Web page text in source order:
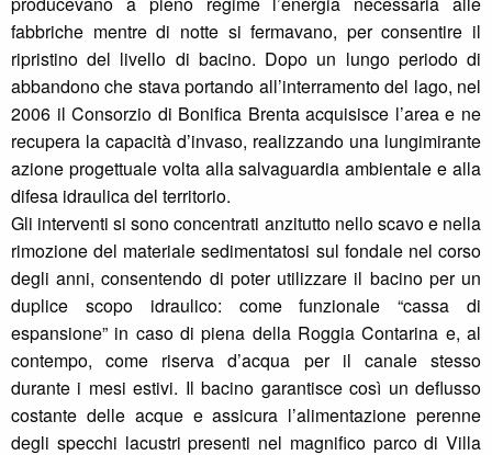
fabbriche mentre di notte si fermavano, per consentire il
ripristino del livello di bacino. Dopo un lungo periodo di
abbandono che stava portando all’interramento del lago, nel
2006 il Consorzio di Bonifica Brenta acquisisce l’area e ne
recupera la capacità d’invaso, realizzando una lungimirante
azione progettuale volta alla salvaguardia ambientale e alla
difesa idraulica del territorio.
Gli interventi si sono concentrati anzitutto nello scavo e nella
rimozione del materiale sedimentatosi sul fondale nel corso
degli anni, consentendo di poter utilizzare il bacino per un
duplice scopo idraulico: come funzionale “cassa di
espansione” in caso di piena della Roggia Contarina e, al
contempo, come riserva d’acqua per il canale stesso
durante i mesi estivi. Il bacino garantisce così un deflusso
costante delle acque e assicura l’alimentazione perenne
degli specchi lacustri presenti nel magnifico parco di Villa